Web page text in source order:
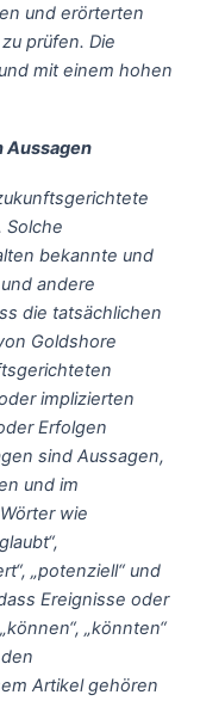
und erörterten
prüfen. Die
mit einem hohen
Aussagen
Solche
bekannte und
andere
die tatsächlichen
Goldshore
implizierten
Erfolgen
sind Aussagen,
und im
wie
„potenziell“ und
Ereignisse oder
„könnten“
Artikel gehören